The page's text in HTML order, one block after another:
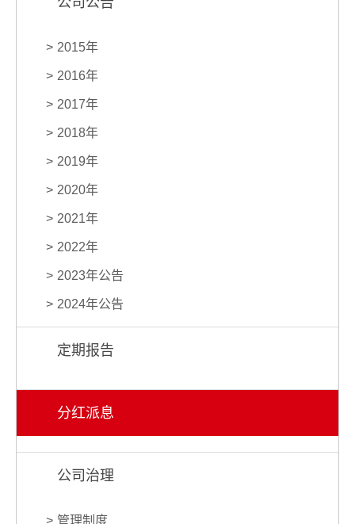
2015年
2016年
2017年
2018年
2019年
2020年
2021年
2022年
2023年公告
2024年公告
定期报告
分红派息
公司治理
管理制度